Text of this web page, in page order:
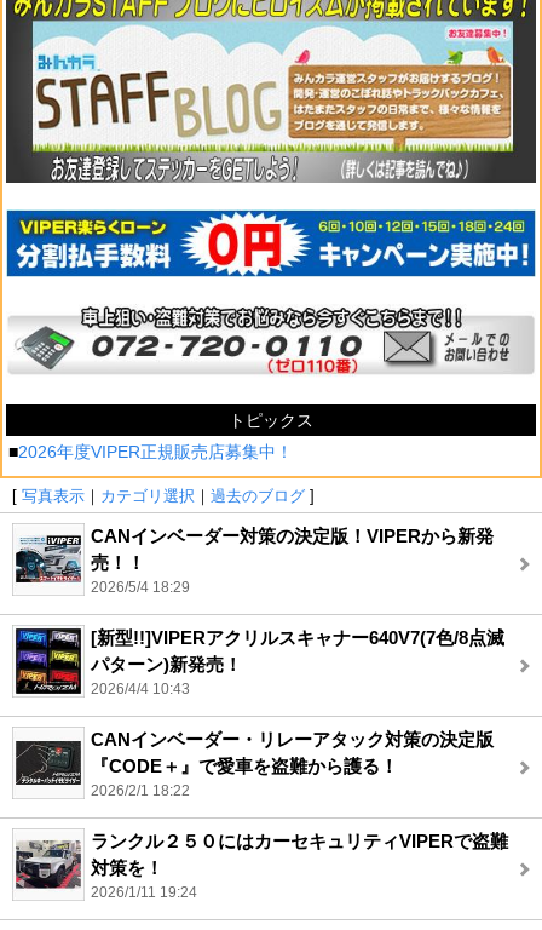
トピックス
■2026年度VIPER正規販売店募集中！
[ 写真表示 ｜ カテゴリ選択 ｜ 過去のブログ ]
CANインベーダー対策の決定版！VIPERから新発
売！！
2026/5/4 18:29
[新型!!]VIPERアクリルスキャナー640V7(7色/8点滅
パターン)新発売！
2026/4/4 10:43
CANインベーダー・リレーアタック対策の決定版
『CODE＋』で愛車を盗難から護る！
2026/2/1 18:22
ランクル２５０にはカーセキュリティVIPERで盗難
対策を！
2026/1/11 19:24